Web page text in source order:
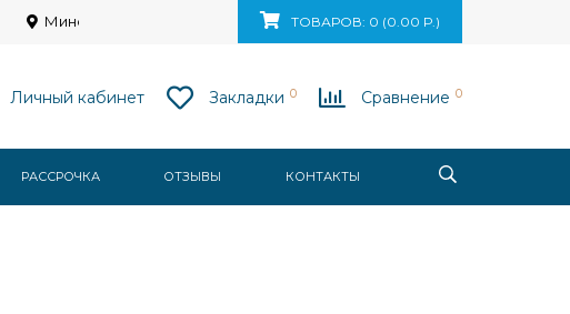
Минск, ул. Ваупшасова, д. 10, пом. 131ТОВАРОВ: 0 (0.00 Р.)
Личный кабинет Закладки 0 Сравнение 0
РАССРОЧКА ОТЗЫВЫ КОНТАКТЫ